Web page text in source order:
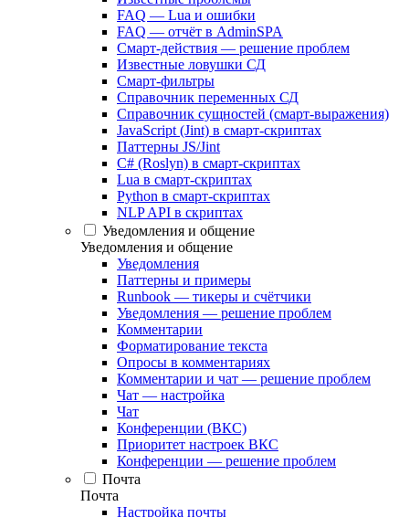
FAQ — Lua и ошибки
FAQ — отчёт в AdminSPA
Смарт-действия — решение проблем
Известные ловушки СД
Смарт-фильтры
Справочник переменных СД
Справочник сущностей (смарт-выражения)
JavaScript (Jint) в смарт-скриптах
Паттерны JS/Jint
C# (Roslyn) в смарт-скриптах
Lua в смарт-скриптах
Python в смарт-скриптах
NLP API в скриптах
Уведомления и общение
Уведомления и общение
Уведомления
Паттерны и примеры
Runbook — тикеры и счётчики
Уведомления — решение проблем
Комментарии
Форматирование текста
Опросы в комментариях
Комментарии и чат — решение проблем
Чат — настройка
Чат
Конференции (ВКС)
Приоритет настроек ВКС
Конференции — решение проблем
Почта
Почта
Настройка почты